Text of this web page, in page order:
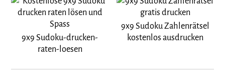
9x9 Sudoku-drucken-
raten-loesen
9x9 Sudoku Zahlenrätsel
kostenlos ausdrucken